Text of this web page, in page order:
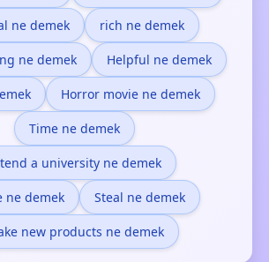
ne demek rich ne demek
ne demek Helpful ne demek
Horror movie ne demek
Time ne demek
a university ne demek
ne demek Steal ne demek
new products ne demek